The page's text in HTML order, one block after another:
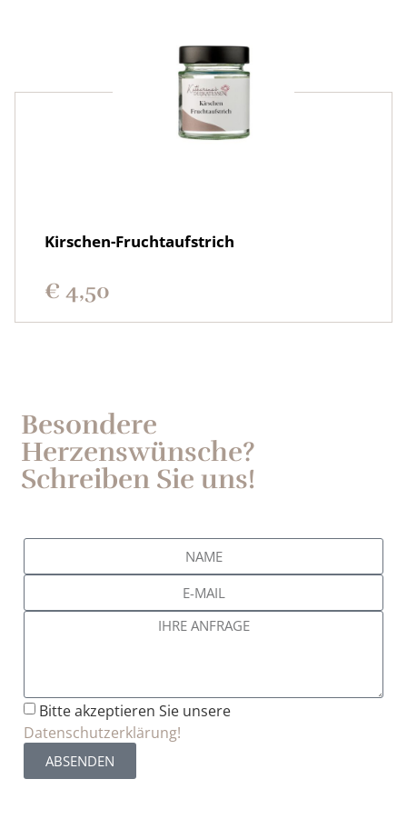
Kirschen-Fruchtaufstrich
€ 4,50
Besondere
Herzenswünsche?
Schreiben Sie uns!
Bitte akzeptieren Sie unsere
Datenschutzerklärung!
ABSENDEN